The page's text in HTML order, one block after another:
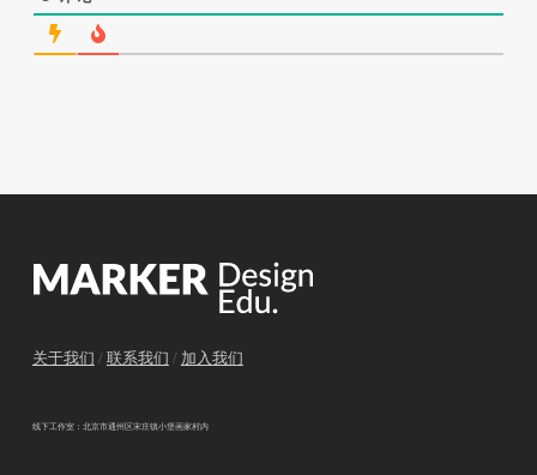
关于我们 / 联系我们 / 加入我们
线下工作室：北京市通州区宋庄镇小堡画家村内